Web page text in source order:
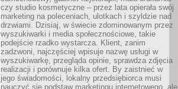
czy studio kosmetyczne – przez lata opierała swój
marketing na poleceniach, ulotkach i szyldzie nad
drzwiami. Dzisiaj, w świecie zdominowanym przez
wyszukiwarki i media społecznościowe, takie
podejście rzadko wystarcza. Klient, zanim
zadzwoni, najczęściej wpisuje nazwę usługi w
wyszukiwarkę, przegląda opinie, sprawdza zdjęcia
realizacji i porównuje kilka ofert. By zaistnieć w
jego świadomości, lokalny przedsiębiorca musi
nauczyć się podstaw marketingu internetowego, ale